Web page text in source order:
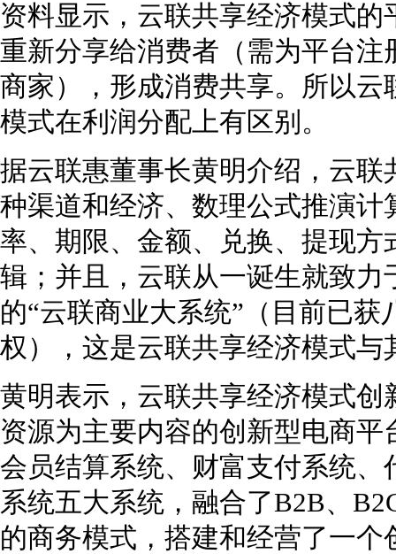
资料显示，云联共享经济模式
重新分享给消费者（需为平台
商家），形成消费共享。所以
模式在利润分配上有区别。
据云联惠董事长黄明介绍，云
种渠道和经济、数理公式推演
率、期限、金额、兑换、提现
辑；并且，云联从一诞生就致
的“云联商业大系统”（目前已
权），这是云联共享经济模式
黄明表示，云联共享经济模式
资源为主要内容的创新型电商
会员结算系统、财富支付系统
系统五大系统，融合了B2B、
的商务模式，搭建和经营了一